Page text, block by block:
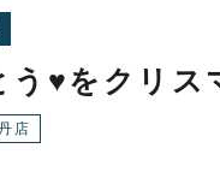
う♥をクリス
店